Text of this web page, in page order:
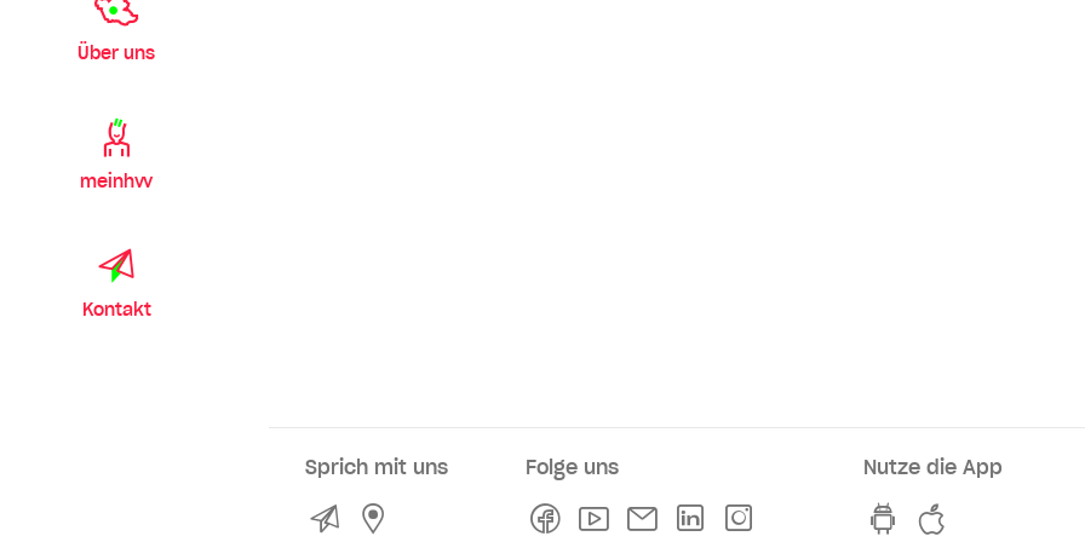
Über uns
meinhvv
Kontakt
Sprich mit uns
KontaktService- und Verkaufsstellen
Folge uns
FacebookYoutubeNewsletterLinkedln
Nutze die App
hvv switch App